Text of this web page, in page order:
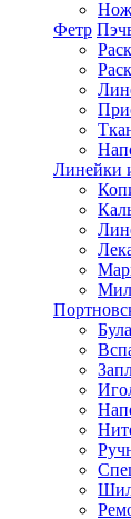
Фетр
Линейки